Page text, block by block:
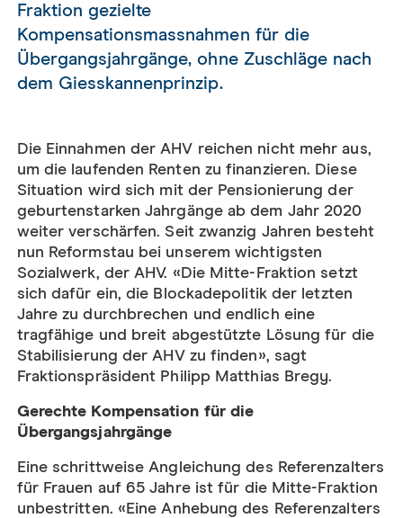
Fraktion gezielte
Kompensationsmassnahmen für die
Übergangsjahrgänge, ohne Zuschläge nach
dem Giesskannenprinzip.
Die Einnahmen der AHV reichen nicht mehr aus,
um die laufenden Renten zu finanzieren. Diese
Situation wird sich mit der Pensionierung der
geburtenstarken Jahrgänge ab dem Jahr 2020
weiter verschärfen. Seit zwanzig Jahren besteht
nun Reformstau bei unserem wichtigsten
Sozialwerk, der AHV. «Die Mitte-Fraktion setzt
sich dafür ein, die Blockadepolitik der letzten
Jahre zu durchbrechen und endlich eine
tragfähige und breit abgestützte Lösung für die
Stabilisierung der AHV zu finden», sagt
Fraktionspräsident Philipp Matthias Bregy.
Gerechte Kompensation für die
Übergangsjahrgänge
Eine schrittweise Angleichung des Referenzalters
für Frauen auf 65 Jahre ist für die Mitte-Fraktion
unbestritten. «Eine Anhebung des Referenzalters